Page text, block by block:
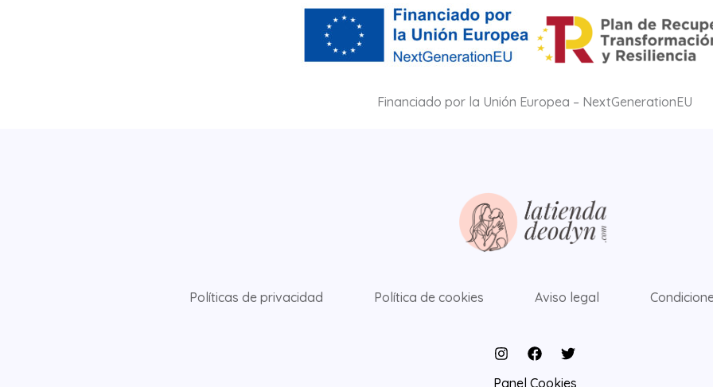
Financiado por la Unión Europea – NextGenerationEU
Políticas de privacidad Política de cookies Aviso legal
Panel Cookies